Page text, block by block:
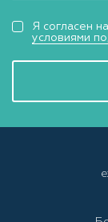
Я согласен
условиями